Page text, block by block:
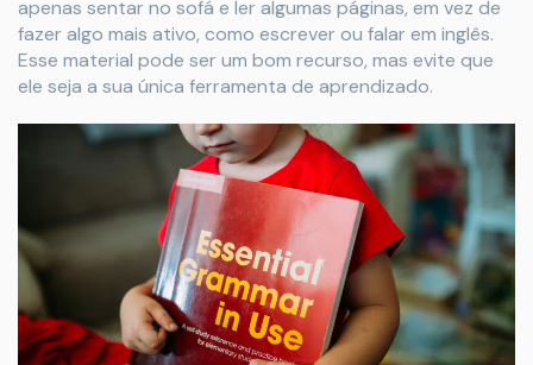
apenas sentar no sofá e ler algumas páginas, em vez de
fazer algo mais ativo, como escrever ou falar em inglês.
Esse material pode ser um bom recurso, mas evite que
ele seja a sua única ferramenta de aprendizado.